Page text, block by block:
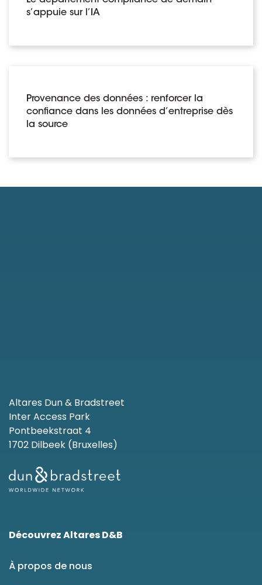
s’appuie sur l’IA
Provenance des données : renforcer la
confiance dans les données d’entreprise dès
la source
Altares Dun & Bradstreet
Inter Access Park
Pontbeekstraat 4
1702 Dilbeek (Bruxelles)
Découvrez Altares D&B
À propos de nous